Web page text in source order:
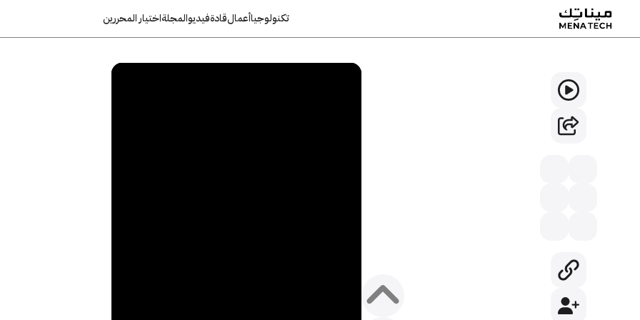
تكنولوجياأعمالقادةفيديوالمجلةاختيار المحررين